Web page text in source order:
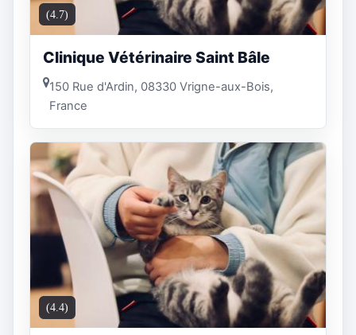
(4.7)
Clinique Vétérinaire Saint Bâle
150 Rue d'Ardin, 08330 Vrigne-aux-Bois,
France
(4.4)